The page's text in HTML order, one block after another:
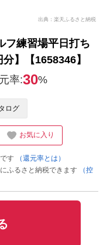
出典：楽天ふるさと納税
フ練習場平日打ち
】【1658346】
率:30%
ログ
お気に入り
す
（還元率とは）
ふるさと納税できます
（控